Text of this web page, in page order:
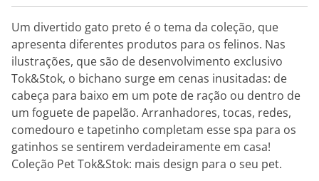
Um divertido gato preto é o tema da coleção, que
apresenta diferentes produtos para os felinos. Nas
ilustrações, que são de desenvolvimento exclusivo
Tok&Stok, o bichano surge em cenas inusitadas: de
cabeça para baixo em um pote de ração ou dentro de
um foguete de papelão. Arranhadores, tocas, redes,
comedouro e tapetinho completam esse spa para os
gatinhos se sentirem verdadeiramente em casa!
Coleção Pet Tok&Stok: mais design para o seu pet.